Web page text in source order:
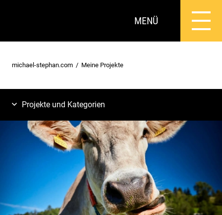
MENÜ
michael-stephan.com Meine Projekte
Projekte und Kategorien